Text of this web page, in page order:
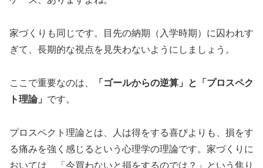
家づくりも同じです。目先の納期（入学時期）に囚われす
ぎて、長期的な視点を見失わないようにしましょう。
ここで重要なのは、
「ゴールからの逆算」と「プロスペク
ト理論」 です。
プロスペクト理論とは、人は得をする喜びよりも、損をす
る痛みを強く感じるという心理学の理論です。家づくりに
おいては、「今買わないと損をするのでは？」という焦り